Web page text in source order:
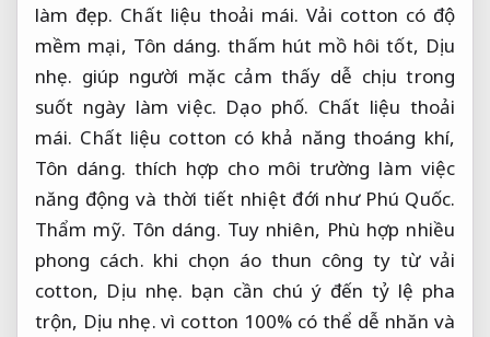
làm đẹp. Chất liệu thoải mái. Vải cotton có độ
mềm mại, Tôn dáng. thấm hút mồ hôi tốt, Dịu
nhẹ. giúp người mặc cảm thấy dễ chịu trong
suốt ngày làm việc. Dạo phố. Chất liệu thoải
mái. Chất liệu cotton có khả năng thoáng khí,
Tôn dáng. thích hợp cho môi trường làm việc
năng động và thời tiết nhiệt đới như Phú Quốc.
Thẩm mỹ. Tôn dáng. Tuy nhiên, Phù hợp nhiều
phong cách. khi chọn áo thun công ty từ vải
cotton, Dịu nhẹ. bạn cần chú ý đến tỷ lệ pha
trộn, Dịu nhẹ. vì cotton 100% có thể dễ nhăn và